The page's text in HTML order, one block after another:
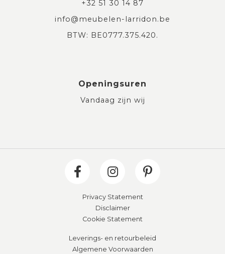
+32 51 30 14 87
info@meubelen-larridon.be
BTW: BE0777.375.420.
Openingsuren
Vandaag zijn wij
Privacy Statement
Disclaimer
Cookie Statement
Leverings- en retourbeleid
Algemene Voorwaarden